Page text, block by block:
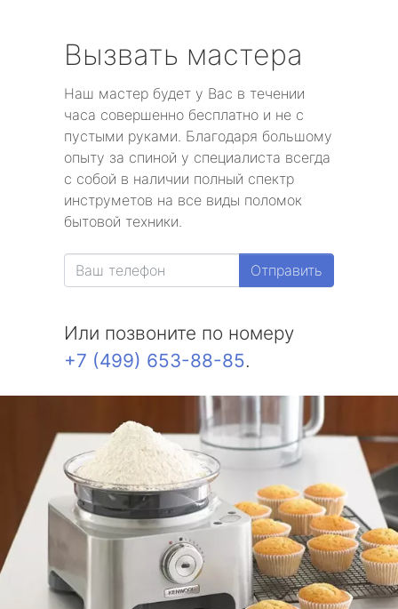
Вызвать мастера
Наш мастер будет у Вас в течении
часа совершенно бесплатно и не с
пустыми руками. Благодаря большому
опыту за спиной у специалиста всегда
с собой в наличии полный спектр
инструметов на все виды поломок
бытовой техники.
Отправить
Или позвоните по номеру
+7 (499) 653-88-85.